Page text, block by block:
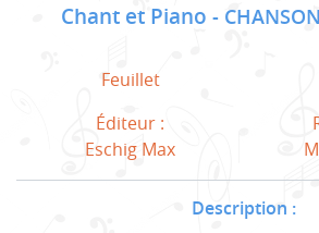
Chant et Piano
Feuillet
Éditeur :
Eschig Max
Description :